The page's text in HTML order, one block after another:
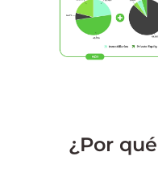
¿Por